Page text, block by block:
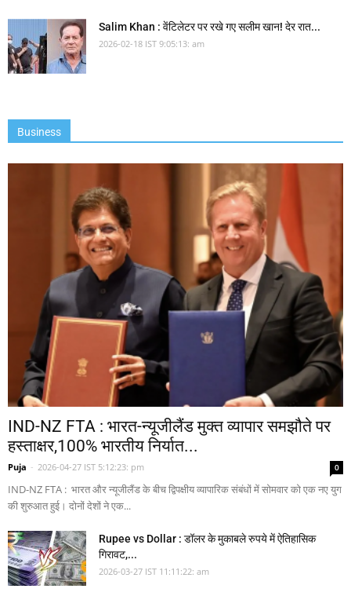
Salim Khan : वेंटिलेटर पर रखे गए सलीम खान! देर रात...
2026-02-18 IST 9:05:13: am
Business
IND-NZ FTA : भारत-न्यूजीलैंड मुक्त व्यापार समझौते पर
हस्ताक्षर,100% भारतीय निर्यात...
Puja - 2026-04-27 IST 5:12:23: pm 0
IND-NZ FTA : भारत और न्यूजीलैंड के बीच द्विपक्षीय व्यापारिक संबंधों में सोमवार को एक नए युग
की शुरुआत हुई। दोनों देशों ने एक...
Rupee vs Dollar : डॉलर के मुकाबले रुपये में ऐतिहासिक
गिरावट,...
2026-03-27 IST 11:11:22: am